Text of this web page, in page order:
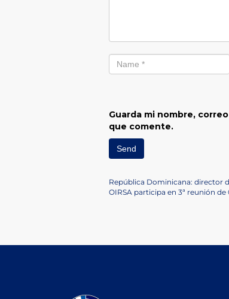
Guarda mi nombre,
que comente.
Navegación
Previous
Post
República Dominicana: director
Next
OIRSA participa en 3ª reunión